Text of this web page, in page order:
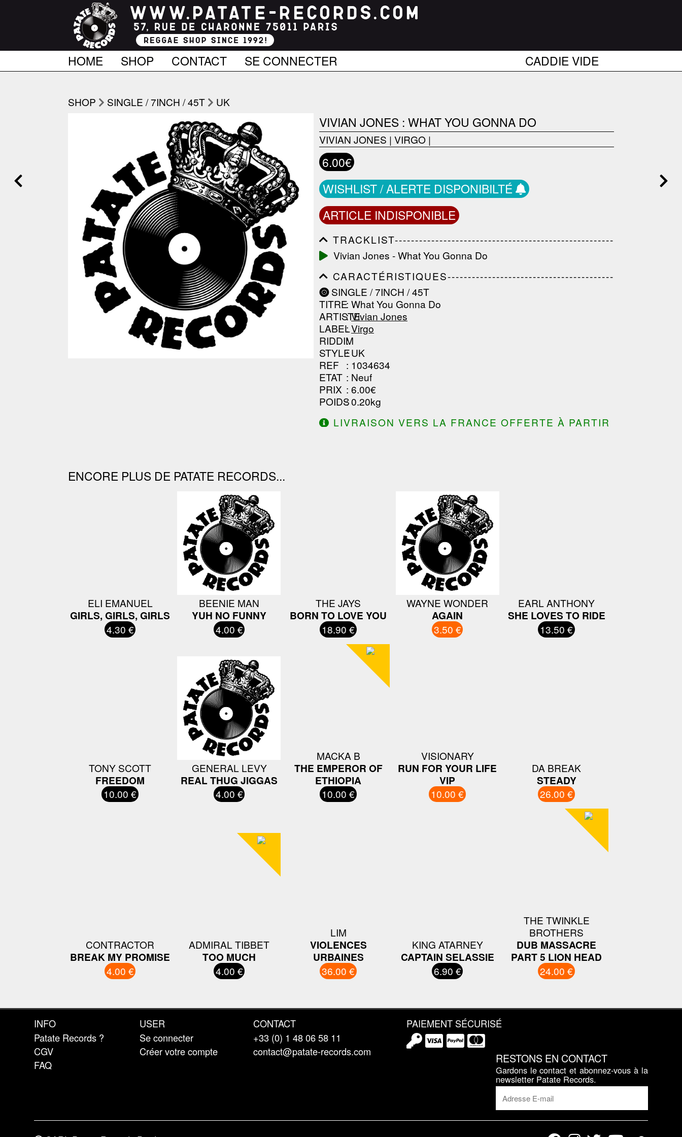
HOME SHOP CONTACT SE CONNECTER CADDIE VIDE
SHOP SINGLE / 7INCH / 45T UK
VIVIAN JONES : WHAT YOU GONNA DO
VIVIAN JONES | VIRGO |
6.00€
WISHLIST / ALERTE DISPONIBILTÉ
ARTICLE INDISPONIBLE
TRACKLIST------------------------------------------------------
---------------------------------------------------------------------
---------------------------------------------------------------------
-----------------
Vivian Jones - What You Gonna Do
CARACTÉRISTIQUES-----------------------------------------
---------------------------------------------------------------------
---------------------------------------------------------------------
------------------------------
SINGLE / 7INCH / 45T
TITRE: What You Gonna Do
ARTISTE
:Vivian Jones
LABEL
:Virgo
RIDDIM
:
STYLE: UK
REF : 1034634
ETAT : Neuf
PRIX : 6.00€
POIDS: 0.20kg
LIVRAISON VERS LA FRANCE OFFERTE À PARTIR
ENCORE PLUS DE PATATE RECORDS...
ELI EMANUEL
GIRLS, GIRLS, GIRLS
4.30 €
BEENIE MAN
YUH NO FUNNY
4.00 €
THE JAYS
BORN TO LOVE YOU
18.90 €
WAYNE WONDER
AGAIN
3.50 €
EARL ANTHONY
SHE LOVES TO RIDE
13.50 €
TONY SCOTT
FREEDOM
10.00 €
GENERAL LEVY
REAL THUG JIGGAS
4.00 €
MACKA B
THE EMPEROR OF
ETHIOPIA
10.00 €
VISIONARY
RUN FOR YOUR LIFE
VIP
10.00 €
DA BREAK
STEADY
26.00 €
CONTRACTOR
BREAK MY PROMISE
4.00 €
ADMIRAL TIBBET
TOO MUCH
4.00 €
LIM
VIOLENCES
URBAINES
36.00 €
KING ATARNEY
CAPTAIN SELASSIE
6.90 €
THE TWINKLE
BROTHERS
DUB MASSACRE
PART 5 LION HEAD
24.00 €
INFO
Patate Records ?
CGV
FAQ
USER
Se connecter
Créer votre compte
CONTACT
+33 (0) 1 48 06 58 11
contact@patate-records.com
PAIEMENT SÉCURISÉ
RESTONS EN CONTACT
Gardons le contact et abonnez-vous à la
newsletter Patate Records.